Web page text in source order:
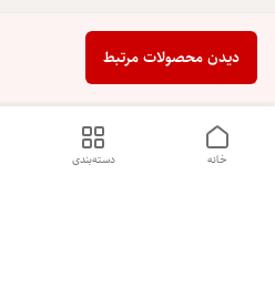
دیدن محصولات مرتبط
دسته‌بندی خانه